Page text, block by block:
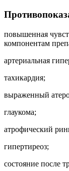
повышенная
компонентам
артериальная
тахикардия;
выраженный
глаукома;
атрофический
гипертиреоз;
состояние после